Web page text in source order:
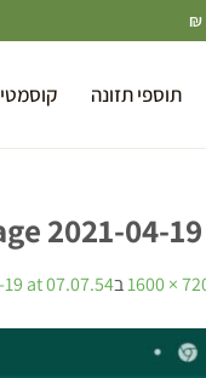
תוספי תזונה
2021-04-
720 × בat 07.07.54